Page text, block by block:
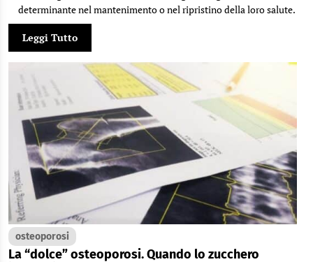
determinante nel mantenimento o nel ripristino della loro salute.
Leggi Tutto
osteoporosi
La “dolce” osteoporosi. Quando lo zucchero